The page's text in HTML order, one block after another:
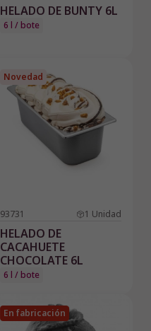
HELADO DE BUNTY 6L
6 l / bote
Novedad
93731 1 Unidad
HELADO DE
CACAHUETE
CHOCOLATE 6L
6 l / bote
En fabricación